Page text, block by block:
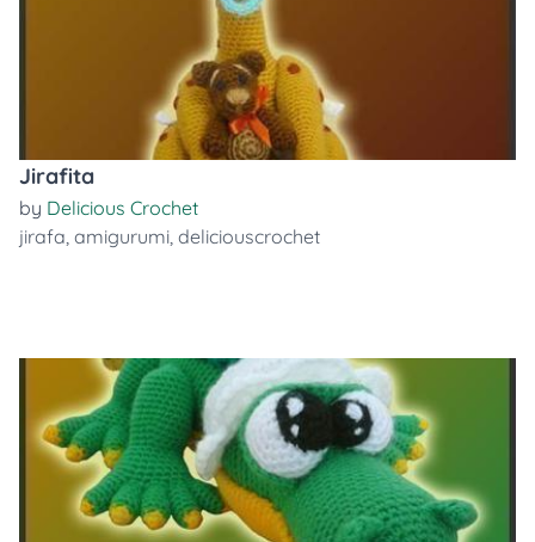
Jirafita
by Delicious Crochet
jirafa, amigurumi, deliciouscrochet